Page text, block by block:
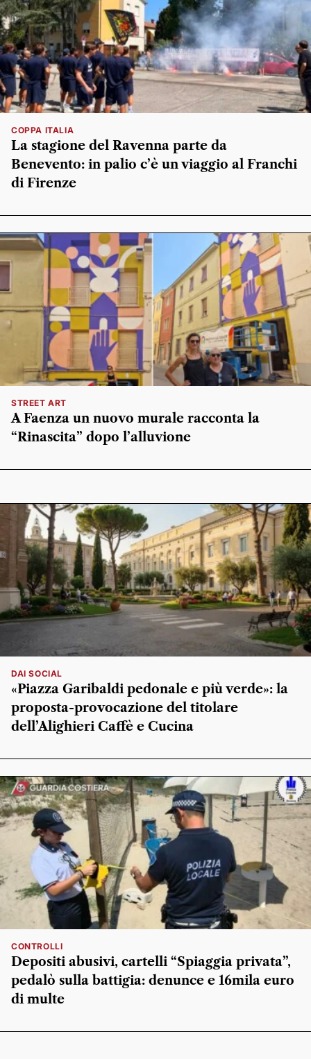
COPPA ITALIA
La stagione del Ravenna parte da
Benevento: in palio c’è un viaggio al Franchi
di Firenze
STREET ART
A Faenza un nuovo murale racconta la
“Rinascita” dopo l’alluvione
DAI SOCIAL
«Piazza Garibaldi pedonale e più verde»: la
proposta-provocazione del titolare
dell’Alighieri Caffè e Cucina
CONTROLLI
Depositi abusivi, cartelli “Spiaggia privata”,
pedalò sulla battigia: denunce e 16mila euro
di multe